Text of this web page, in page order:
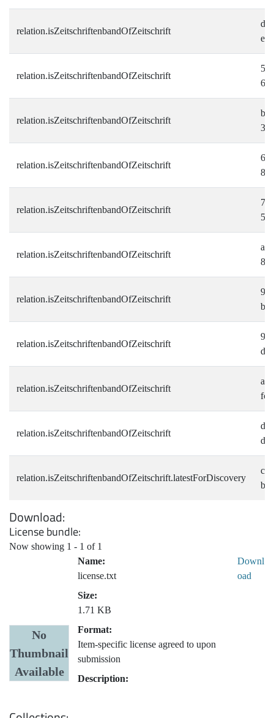
relation.isZeitschriftenbandOfZeitschrift
relation.isZeitschriftenbandOfZeitschrift
relation.isZeitschriftenbandOfZeitschrift
relation.isZeitschriftenbandOfZeitschrift
relation.isZeitschriftenbandOfZeitschrift
relation.isZeitschriftenbandOfZeitschrift
relation.isZeitschriftenbandOfZeitschrift
relation.isZeitschriftenbandOfZeitschrift
relation.isZeitschriftenbandOfZeitschrift
relation.isZeitschriftenbandOfZeitschrift
relation.isZeitschriftenbandOfZeitschrift.latestForDiscovery
Download
License bundle
Now showing 1 - 1 of 1
No
Thumbnail
Available
Name:
license.txt
Size:
1.71 KB
Format:
Item-specific license agreed to upon
submission
Description:
Downl
oad